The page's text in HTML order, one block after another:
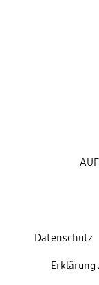
Datenschutz